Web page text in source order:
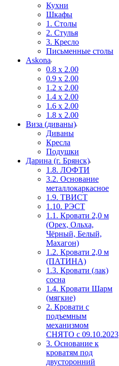
Кухни
Шкафы
1. Столы
2. Стулья
3. Кресло
Письменные столы
Askona
0.8 х 2.00
0.9 х 2.00
1.2 х 2.00
1.4 х 2.00
1.6 х 2.00
1.8 х 2.00
Виза (диваны)
Диваны
Кресла
Подушки
Дарина (г. Брянск)
1.8. ЛОФТИ
3.2. Основание
металлокаркасное
1.9. ТВИСТ
1.10. РЭСТ
1.1. Кровати 2,0 м
(Орех, Ольха,
Чёрный, Белый,
Махагон)
1.2. Кровати 2,0 м
(ПАТИНА)
1.3. Кровати (лак)
сосна
1.4. Кровати Шарм
(мягкие)
2. Кровати с
подъемным
механизмом
СНЯТО с 09.10.2023
3. Основание к
кроватям под
двусторонний